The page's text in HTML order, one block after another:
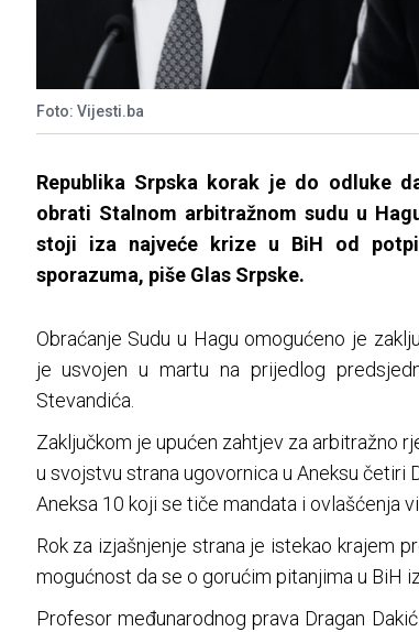
Foto: Vijesti.ba
Republika Srpska korak je do odluke
obrati Stalnom arbitražnom sudu u
stoji iza najveće krize u BiH od
sporazuma, piše Glas Srpske.
Obraćanje Sudu u Hagu omogućeno je
je usvojen u martu na prijedlog
Stevandića.
Zaključkom je upućen zahtjev za arbitražno
u svojstvu strana ugovornica u Aneksu četiri
Aneksa 10 koji se tiče mandata i ovlašćenja
Rok za izjašnjenje strana je istekao krajem
mogućnost da se o gorućim pitanjima u BiH
Profesor međunarodnog prava Dragan